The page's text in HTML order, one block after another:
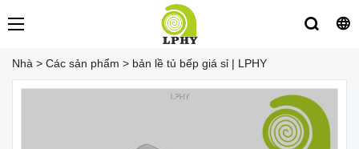
Nhà > Các sản phẩm > bản lề tủ bếp giá sỉ | LPHY